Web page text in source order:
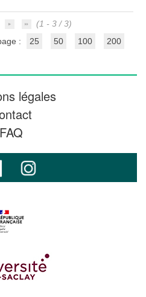
(1 - 3 / 3)
:
25 50 100 200
légales
FAQ